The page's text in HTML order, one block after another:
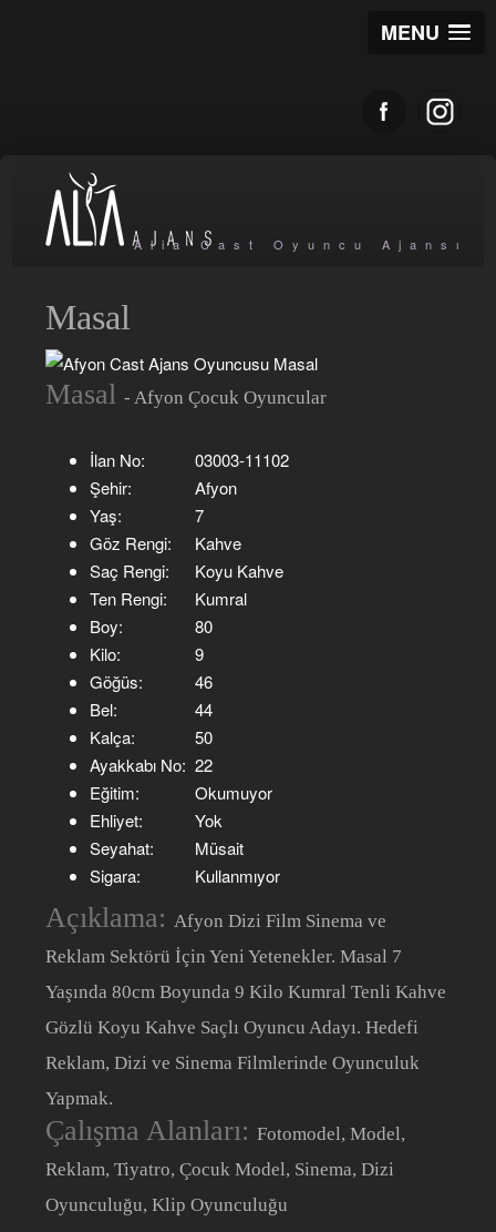
MENU
Alia Cast Oyuncu Ajansı
Masal
Masal- Afyon Çocuk Oyuncular
İlan No:
03003-11102
Şehir:
Afyon
Yaş:
7
Göz Rengi:
Kahve
Saç Rengi:
Koyu Kahve
Ten Rengi:
Kumral
Boy:
80
Kilo:
9
Göğüs:
46
Bel:
44
Kalça:
50
Ayakkabı No: 22
Eğitim:
Okumuyor
Ehliyet:
Yok
Seyahat:
Müsait
Sigara:
Kullanmıyor
Açıklama: Afyon Dizi Film Sinema ve
Reklam Sektörü İçin Yeni Yetenekler. Masal 7
Yaşında 80cm Boyunda 9 Kilo Kumral Tenli Kahve
Gözlü Koyu Kahve Saçlı Oyuncu Adayı. Hedefi
Reklam, Dizi ve Sinema Filmlerinde Oyunculuk
Yapmak.
Çalışma Alanları:Fotomodel, Model,
Reklam, Tiyatro, Çocuk Model, Sinema, Dizi
Oyunculuğu, Klip Oyunculuğu